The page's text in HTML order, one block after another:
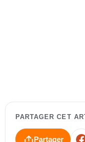
PARTAGER CET
Partager